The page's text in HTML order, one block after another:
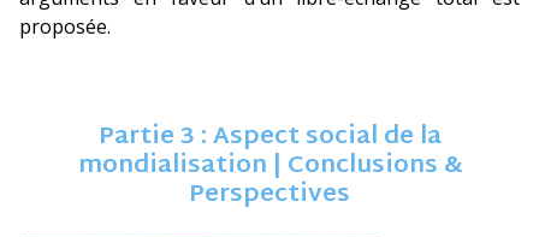
proposée.
Partie 3 : Aspect social de la
mondialisation | Conclusions &
Perspectives